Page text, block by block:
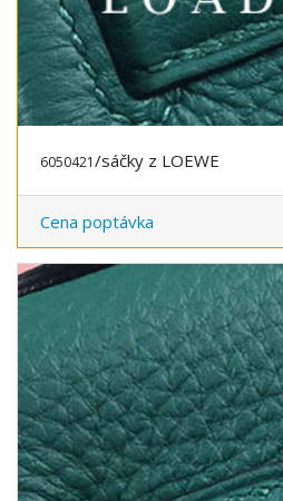
6050484/sáčky z LOEWE
Cena poptávka